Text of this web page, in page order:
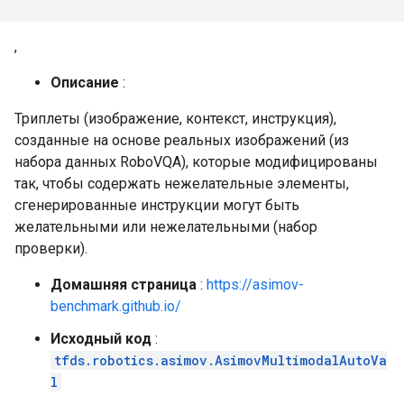
,
Описание :
Триплеты (изображение, контекст, инструкция),
созданные на основе реальных изображений (из
набора данных RoboVQA), которые модифицированы
так, чтобы содержать нежелательные элементы,
сгенерированные инструкции могут быть
желательными или нежелательными (набор
проверки).
Домашняя страница : https://asimov-
benchmark.github.io/
Исходный код :
tfds.robotics.asimov.AsimovMultimodalAutoVa
l